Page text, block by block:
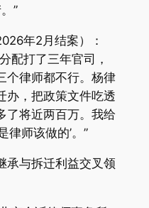
”
年2月结案）：
配打了三年官司，
个律师都不行。杨律
办，把政策文件吃透
了将近两百万。我给
律师该做的’。”
与拆迁利益交叉领